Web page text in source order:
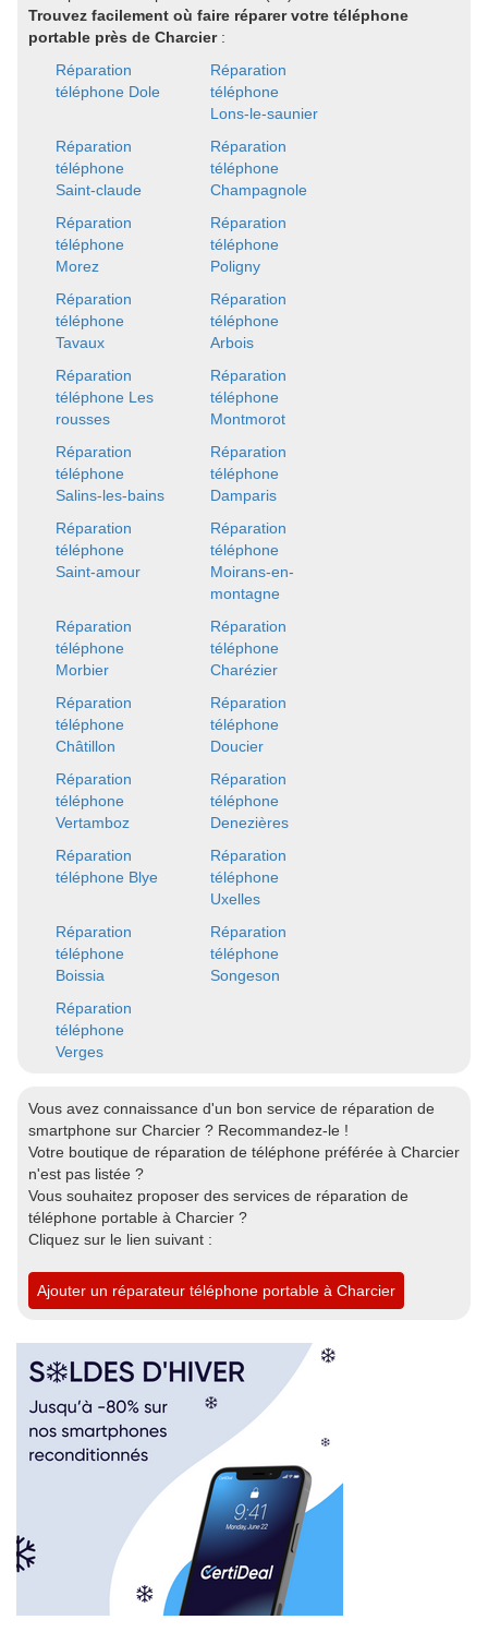
Trouvez facilement où faire réparer votre téléphone
portable près de Charcier:
Réparation
téléphone Dole
Réparation
téléphone
Lons-le-saunier
Réparation
téléphone
Saint-claude
Réparation
téléphone
Champagnole
Réparation
téléphone
Morez
Réparation
téléphone
Poligny
Réparation
téléphone
Tavaux
Réparation
téléphone
Arbois
Réparation
téléphone Les
rousses
Réparation
téléphone
Montmorot
Réparation
téléphone
Salins-les-bains
Réparation
téléphone
Damparis
Réparation
téléphone
Saint-amour
Réparation
téléphone
Moirans-en-
montagne
Réparation
téléphone
Morbier
Réparation
téléphone
Charézier
Réparation
téléphone
Châtillon
Réparation
téléphone
Doucier
Réparation
téléphone
Vertamboz
Réparation
téléphone
Denezières
Réparation
téléphone Blye
Réparation
téléphone
Uxelles
Réparation
téléphone
Boissia
Réparation
téléphone
Songeson
Réparation
téléphone
Verges
Vous avez connaissance d'un bon service de réparation de
smartphone sur Charcier ? Recommandez-le !
Votre boutique de réparation de téléphone préférée à Charcier
n'est pas listée ?
Vous souhaitez proposer des services de réparation de
téléphone portable à Charcier ?
Cliquez sur le lien suivant :
Ajouter un réparateur téléphone portable à Charcier